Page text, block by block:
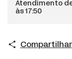
Atendimento
às 17:50
Compartilhar